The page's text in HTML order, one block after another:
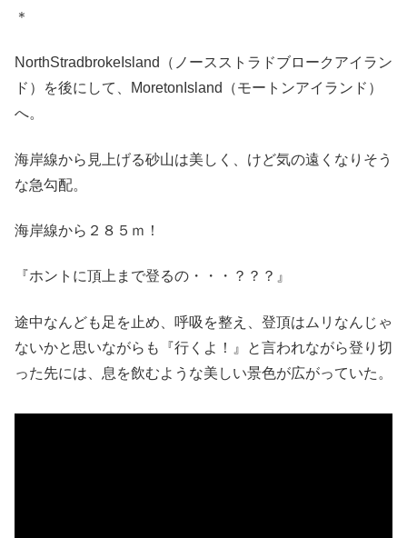
＊
NorthStradbrokeIsland（ノースストラドブロークアイラン
ド）を後にして、MoretonIsland（モートンアイランド）
へ。
海岸線から見上げる砂山は美しく、けど気の遠くなりそう
な急勾配。
海岸線から２８５ｍ！
『ホントに頂上まで登るの・・・？？？』
途中なんども足を止め、呼吸を整え、登頂はムリなんじゃ
ないかと思いながらも『行くよ！』と言われながら登り切
った先には、息を飲むような美しい景色が広がっていた。